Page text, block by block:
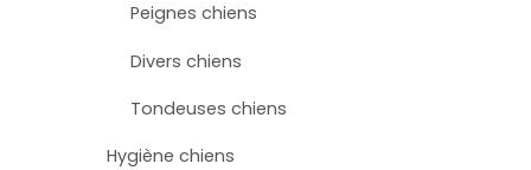
Peignes chiens
Divers chiens
Tondeuses chiens
Hygiène chiens